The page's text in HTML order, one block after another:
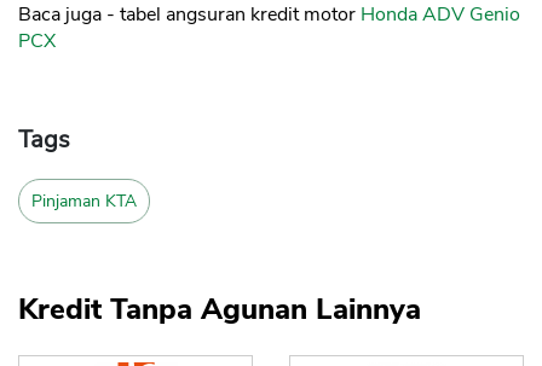
Baca juga - tabel angsuran kredit motor Honda ADV Genio
PCX
Tags
Pinjaman KTA
Kredit Tanpa Agunan Lainnya